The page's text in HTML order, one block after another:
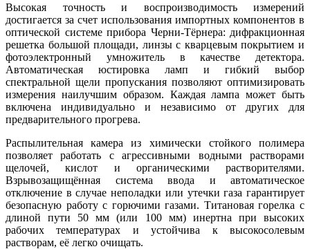
Высокая точность и воспроизводимость измерений
достигается за счет использования импортных компонентов в
оптической системе прибора Черни-Тёрнера: дифракционная
решетка большой площади, линзы с кварцевым покрытием и
фотоэлектронный умножитель в качестве детектора.
Автоматическая юстировка ламп и гибкий выбор
спектральной щели пропускания позволяют оптимизировать
измерения наилучшим образом. Каждая лампа может быть
включена индивидуально и независимо от других для
предварительного прогрева.
Распылительная камера из химически стойкого полимера
позволяет работать с агрессивными водными растворами
щелочей, кислот и органическими растворителями.
Взрывозащищённая система ввода и автоматическое
отключение в случае неполадки или утечки газа гарантирует
безопасную работу с горючими газами. Титановая горелка с
длиной пути 50 мм (или 100 мм) инертна при высоких
рабочих температурах и устойчива к высокосолевым
растворам, её легко очищать.